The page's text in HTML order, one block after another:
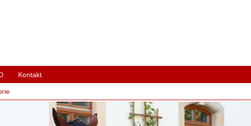
Kontakt